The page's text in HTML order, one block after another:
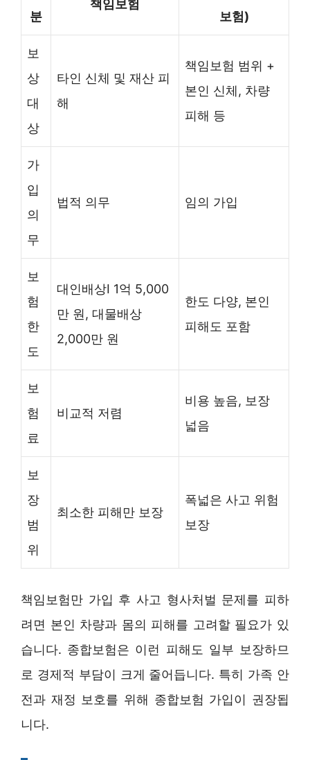
분
책임보험
보험)
보
상
대
상
타인 신체 및 재산 피
해
책임보험 범위 +
본인 신체, 차량
피해 등
가
입
의
무
법적 의무 임의 가입
보
험
한
도
대인배상Ⅰ 1억 5,000
만 원, 대물배상
2,000만 원
한도 다양, 본인
피해도 포함
보
험
료
비교적 저렴
비용 높음, 보장
넓음
보
장
범
위
최소한 피해만 보장
폭넓은 사고 위험
보장
책임보험만 가입 후 사고 형사처벌 문제를 피하
려면 본인 차량과 몸의 피해를 고려할 필요가 있
습니다. 종합보험은 이런 피해도 일부 보장하므
로 경제적 부담이 크게 줄어듭니다. 특히 가족 안
전과 재정 보호를 위해 종합보험 가입이 권장됩
니다.